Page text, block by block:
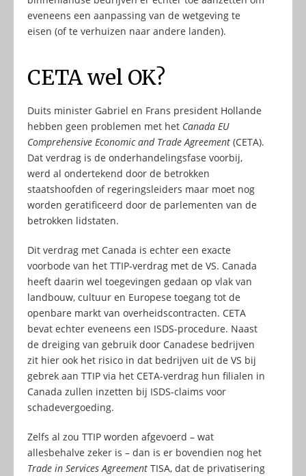
eveneens een aanpassing van de wetgeving te
eisen (of te verhuizen naar andere landen).
CETA wel OK?
Duits minister Gabriel en Frans president Hollande
hebben geen problemen met het Canada EU
Comprehensive Economic and Trade Agreement (CETA).
Dat verdrag is de onderhandelingsfase voorbij,
werd al ondertekend door de betrokken
staatshoofden of regeringsleiders maar moet nog
worden geratificeerd door de parlementen van de
betrokken lidstaten.
Dit verdrag met Canada is echter een exacte
voorbode van het TTIP-verdrag met de VS. Canada
heeft daarin wel toegevingen gedaan op vlak van
landbouw, cultuur en Europese toegang tot de
openbare markt van overheidscontracten. CETA
bevat echter eveneens een ISDS-procedure. Naast
de dreiging van gebruik door Canadese bedrijven
zit hier ook het risico in dat bedrijven uit de VS bij
gebrek aan TTIP via het CETA-verdrag hun filialen in
Canada zullen inzetten bij ISDS-claims voor
schadevergoeding.
Zelfs al zou TTIP worden afgevoerd – wat
allesbehalve zeker is – dan is er bovendien nog het
Trade in Services Agreement TISA, dat de privatisering